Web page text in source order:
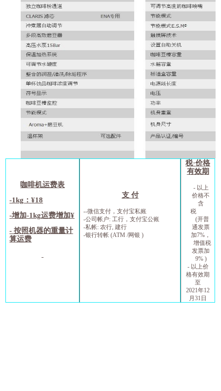
咖啡机运费表
-1kg ：¥18
-增加-1kg运费增加¥
-按照机器的重量计
算运费
支 付
--微信支付，支付宝私账
-公司帐户: 工行，支付宝公账
-私帐: 农行 ,建行
-银行转帐 (ATM /网银 )
税·价格
有效期
- 以上
价格不
含
税
(开普
通发票
加7% ，
增值税
发票加
9% )
- 以上价
格有效期
至
2021年12
月31 日